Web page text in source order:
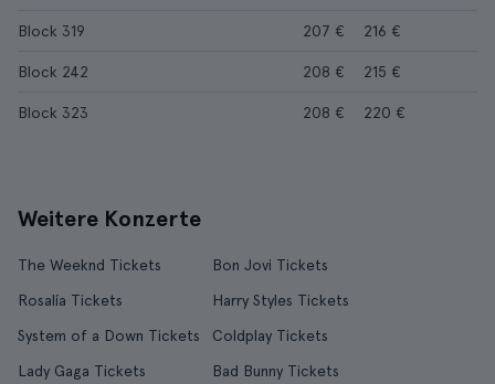
Block 319 207 € 216 €
Block 242 208 € 215 €
Block 323 208 € 220 €
Weitere Konzerte
The Weeknd Tickets
Bon Jovi Tickets
Rosalía Tickets
Harry Styles Tickets
System of a Down Tickets
Coldplay Tickets
Lady Gaga Tickets
Bad Bunny Tickets